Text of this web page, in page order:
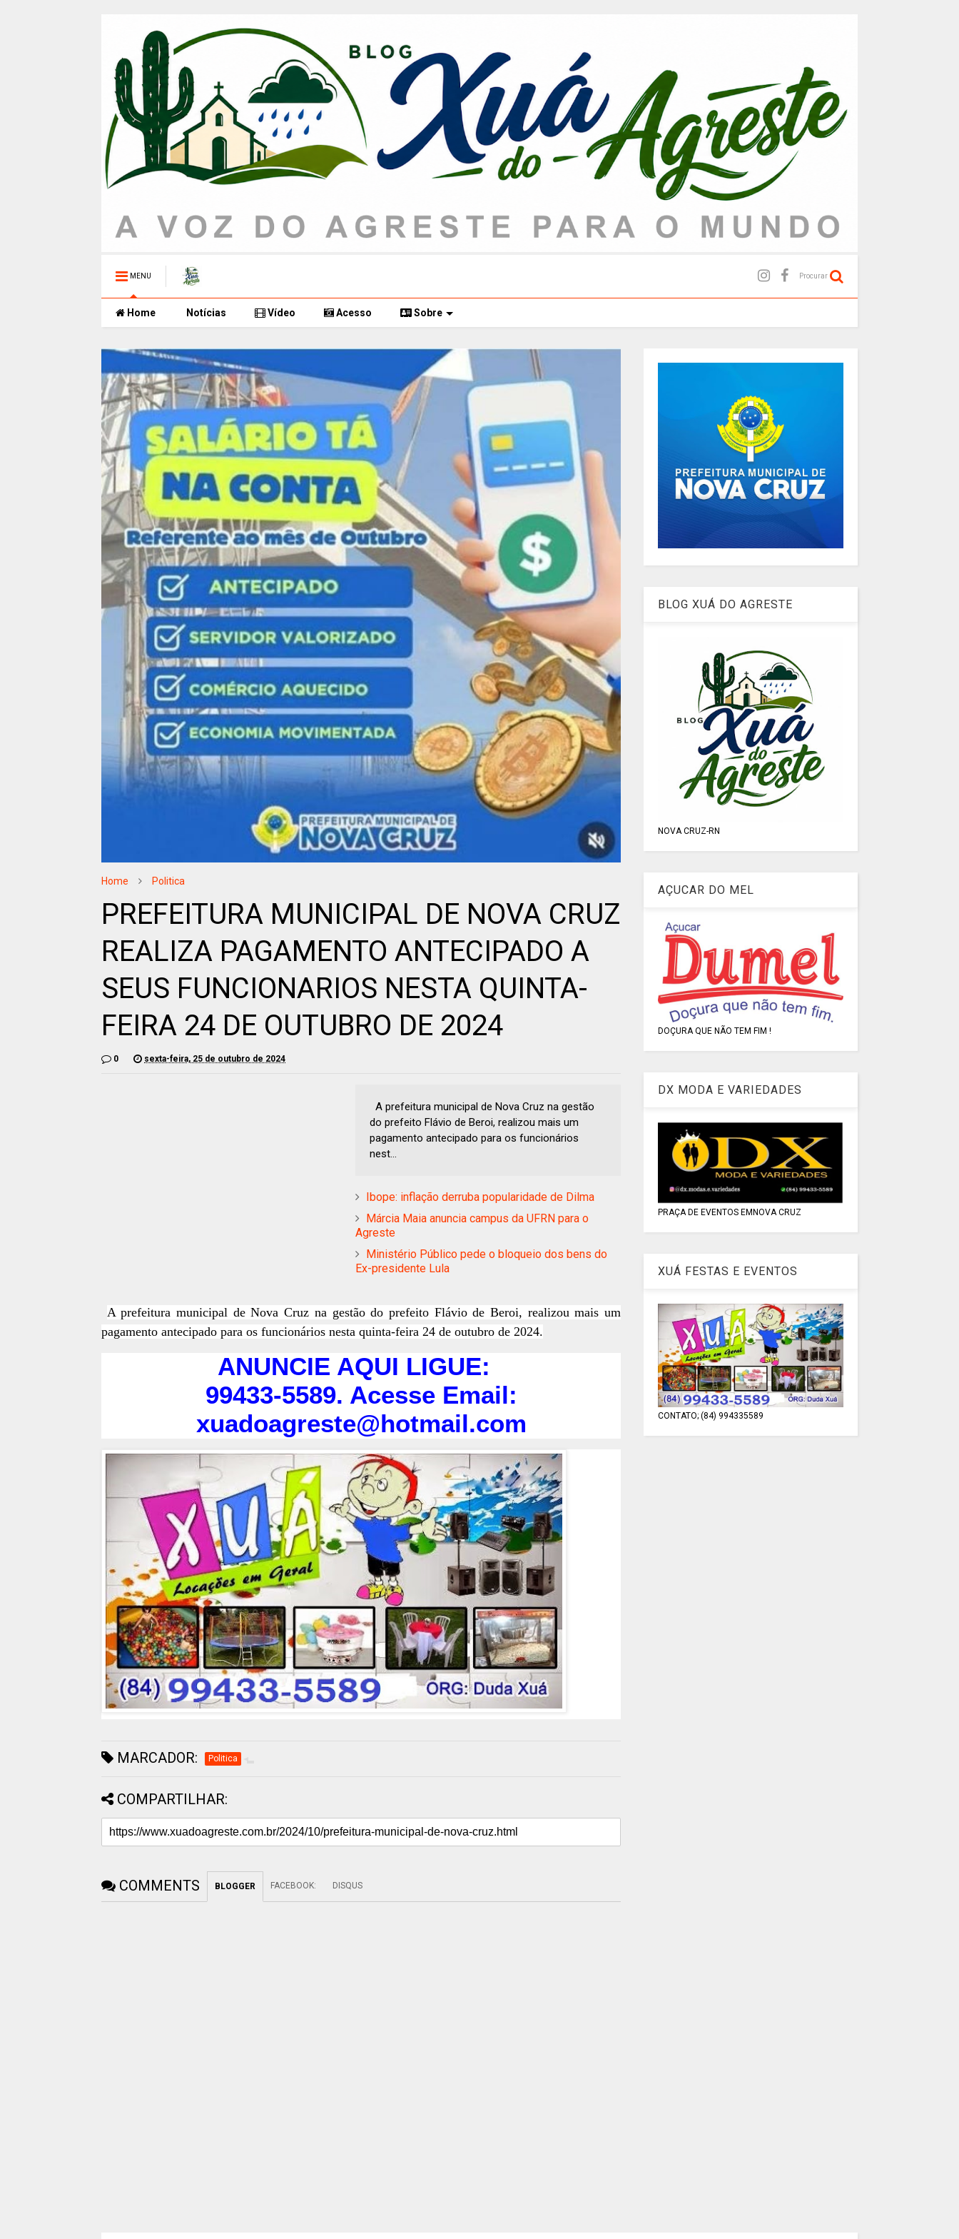
MENU Procurar
Home Notícias Vídeo Acesso Sobre
Home Politica
PREFEITURA MUNICIPAL DE NOVA CRUZ
REALIZA PAGAMENTO ANTECIPADO A
SEUS FUNCIONARIOS NESTA QUINTA-
FEIRA 24 DE OUTUBRO DE 2024
0 sexta-feira, 25 de outubro de 2024
A prefeitura municipal de Nova Cruz na gestão
do prefeito Flávio de Beroi, realizou mais um
pagamento antecipado para os funcionários
nest...
Ibope: inflação derruba popularidade de Dilma
Márcia Maia anuncia campus da UFRN para o
Agreste
Ministério Público pede o bloqueio dos bens do
Ex-presidente Lula
A prefeitura municipal de Nova Cruz na gestão do prefeito Flávio de Beroi, realizou mais um
pagamento antecipado para os funcionários nesta quinta-feira 24 de outubro de 2024.
ANUNCIE AQUI LIGUE:
99433-5589. Acesse Email:
xuadoagreste@hotmail.com
MARCADOR: Politica
COMPARTILHAR:
COMMENTS BLOGGER FACEBOOK: DISQUS
BLOG XUÁ DO AGRESTE
NOVA CRUZ-RN
AÇUCAR DO MEL
DOÇURA QUE NÃO TEM FIM !
DX MODA E VARIEDADES
PRAÇA DE EVENTOS EMNOVA CRUZ
XUÁ FESTAS E EVENTOS
CONTATO; (84) 994335589